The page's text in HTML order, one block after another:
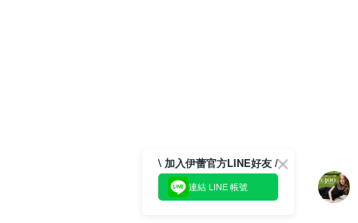
\ 加入伊蕾官方LINE好友 /
連結 LINE 帳號